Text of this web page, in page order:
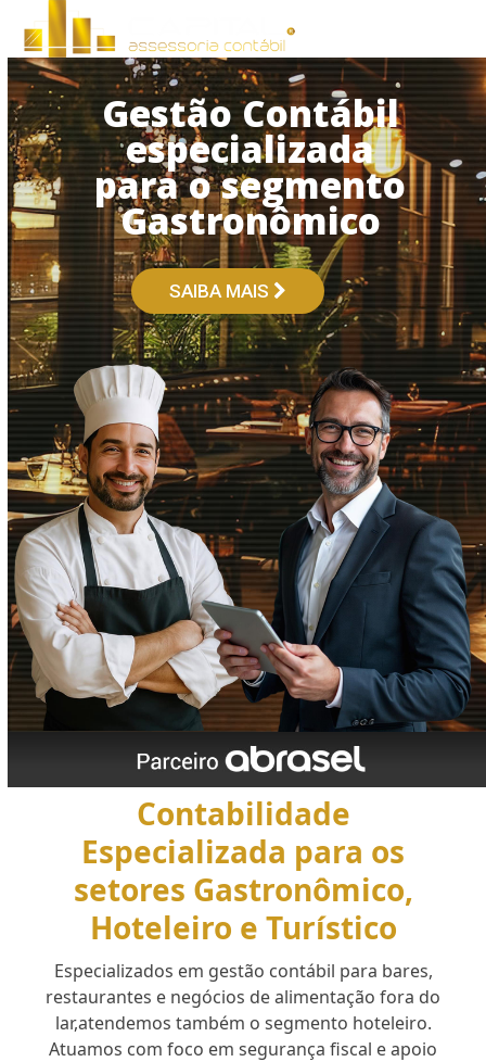
content
Open
mobile
menu
Close
mobile
menu
Gestão Contábil
especializada
para o segmento
Gastronômico
SAIBA MAIS
Contabilidade
Especializada para os
setores Gastronômico,
Hoteleiro e Turístico
Especializados em gestão contábil para bares,
restaurantes e negócios de alimentação fora do
lar,atendemos também o segmento hoteleiro.
Atuamos com foco em segurança fiscal e apoio